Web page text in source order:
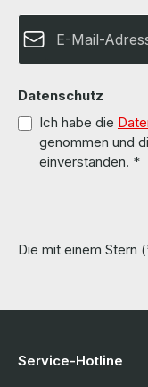
Datenschutz
Ich habe die
genommen und
einverstanden. *
Die mit einem Stern
Service-Hotline